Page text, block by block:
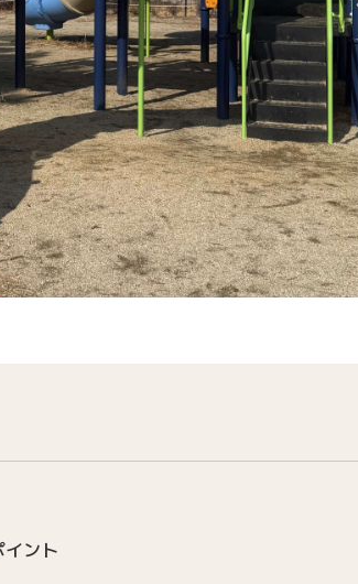
ント